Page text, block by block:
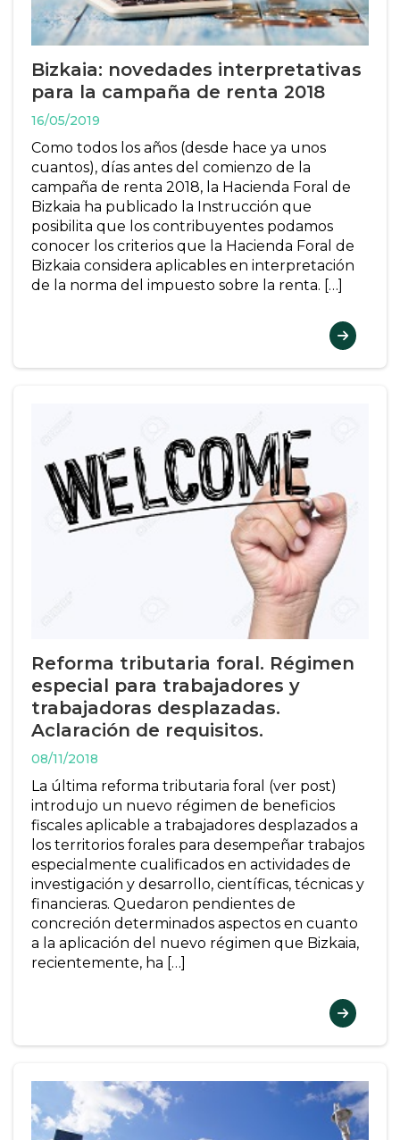
Bizkaia: novedades interpretativas
para la campaña de renta 2018
16/05/2019
Como todos los años (desde hace ya unos
cuantos), días antes del comienzo de la
campaña de renta 2018, la Hacienda Foral de
Bizkaia ha publicado la Instrucción que
posibilita que los contribuyentes podamos
conocer los criterios que la Hacienda Foral de
Bizkaia considera aplicables en interpretación
de la norma del impuesto sobre la renta. […]
Reforma tributaria foral. Régimen
especial para trabajadores y
trabajadoras desplazadas.
Aclaración de requisitos.
08/11/2018
La última reforma tributaria foral (ver post)
introdujo un nuevo régimen de beneficios
fiscales aplicable a trabajadores desplazados a
los territorios forales para desempeñar trabajos
especialmente cualificados en actividades de
investigación y desarrollo, científicas, técnicas y
financieras. Quedaron pendientes de
concreción determinados aspectos en cuanto
a la aplicación del nuevo régimen que Bizkaia,
recientemente, ha […]